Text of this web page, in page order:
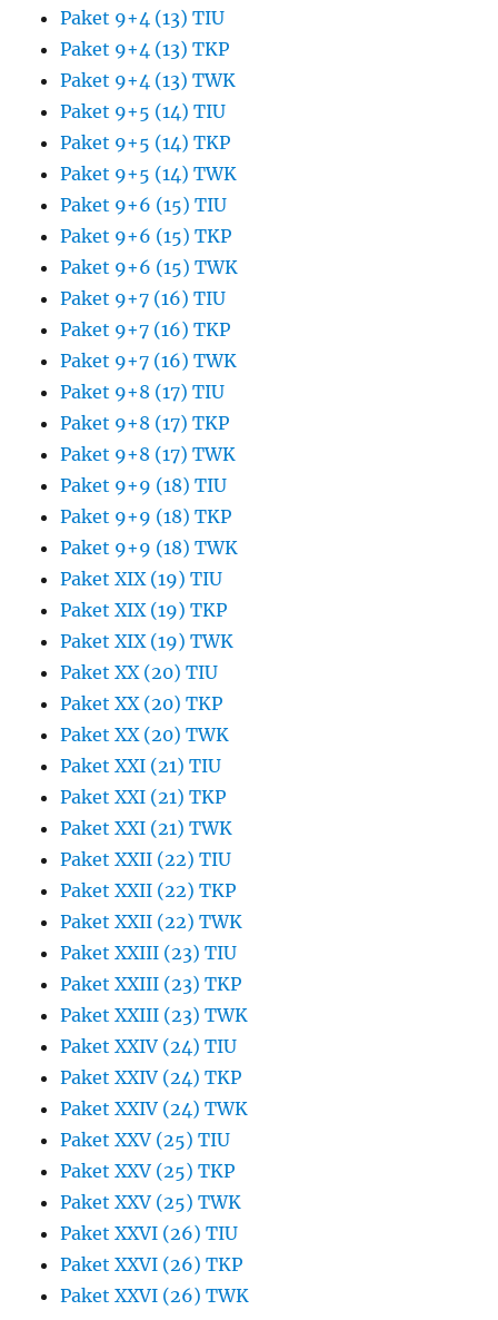
Paket 9+4 (13) TIU
Paket 9+4 (13) TKP
Paket 9+4 (13) TWK
Paket 9+5 (14) TIU
Paket 9+5 (14) TKP
Paket 9+5 (14) TWK
Paket 9+6 (15) TIU
Paket 9+6 (15) TKP
Paket 9+6 (15) TWK
Paket 9+7 (16) TIU
Paket 9+7 (16) TKP
Paket 9+7 (16) TWK
Paket 9+8 (17) TIU
Paket 9+8 (17) TKP
Paket 9+8 (17) TWK
Paket 9+9 (18) TIU
Paket 9+9 (18) TKP
Paket 9+9 (18) TWK
Paket XIX (19) TIU
Paket XIX (19) TKP
Paket XIX (19) TWK
Paket XX (20) TIU
Paket XX (20) TKP
Paket XX (20) TWK
Paket XXI (21) TIU
Paket XXI (21) TKP
Paket XXI (21) TWK
Paket XXII (22) TIU
Paket XXII (22) TKP
Paket XXII (22) TWK
Paket XXIII (23) TIU
Paket XXIII (23) TKP
Paket XXIII (23) TWK
Paket XXIV (24) TIU
Paket XXIV (24) TKP
Paket XXIV (24) TWK
Paket XXV (25) TIU
Paket XXV (25) TKP
Paket XXV (25) TWK
Paket XXVI (26) TIU
Paket XXVI (26) TKP
Paket XXVI (26) TWK